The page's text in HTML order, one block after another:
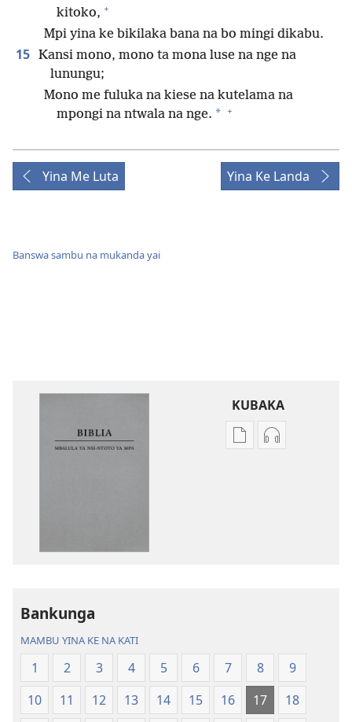
kitoko, +
Mpi yina ke bikilaka bana na bo mingi dikabu.
15 Kansi mono, mono ta mona luse na nge na
lunungu;
Mono me fuluka na kiese na kutelama na
mpongi na ntwala na nge. * +
Yina Me Luta Yina Ke Landa
Banswa sambu na mukanda yai
KUBAKA
Bisika
Mbalula
Nsi-
Ntoto
Bisika
Mbalula
Nsi-
Ntoto
Bankunga
MAMBU YINA KE NA KATI
1 2 3 4 5 6 7 8
9
10
11 12 13 14 15 16 17
18